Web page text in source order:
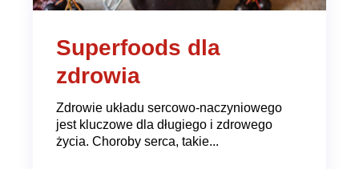
Superfoods dla
zdrowia
Zdrowie układu sercowo-naczyniowego
jest kluczowe dla długiego i zdrowego
życia. Choroby serca, takie...